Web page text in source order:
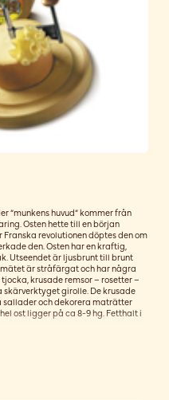
”munkens huvud” kommer från
Osten hette till en början
revolutionen döptes den om
den. Osten har en kraftig,
Utseendet är ljusbrunt till brunt
är stråfärgat och har några
krusade remsor – rosetter –
girolle. De krusade
sallader och dekorera maträtter
ost ligger på ca 8-9 hg. Fetthalt i